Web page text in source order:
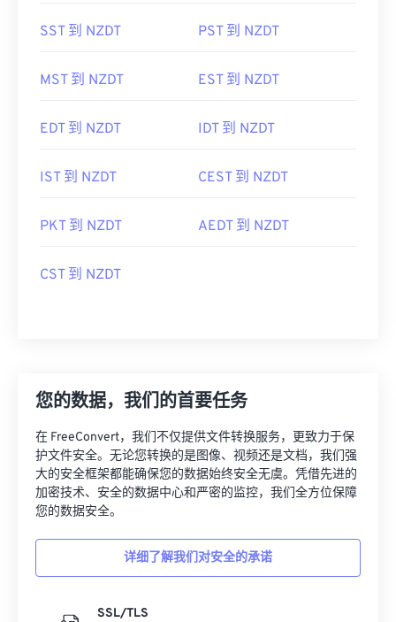
SST 到 NZDT PST 到 NZDT
MST 到 NZDT EST 到 NZDT
EDT 到 NZDT IDT 到 NZDT
IST 到 NZDT CEST 到 NZDT
PKT 到 NZDT AEDT 到 NZDT
CST 到 NZDT
您的数据，我们的首要任务
在 FreeConvert，我们不仅提供文件转换服务，更致力于保
护文件安全。无论您转换的是图像、视频还是文档，我们强
大的安全框架都能确保您的数据始终安全无虞。凭借先进的
加密技术、安全的数据中心和严密的监控，我们全方位保障
您的数据安全。
详细了解我们对安全的承诺
SSL/TLS